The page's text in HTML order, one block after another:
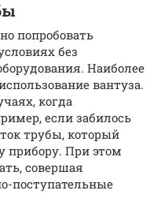
попробовать
без
Наиболее
вантуза.
когда
если забилось
трубы, который
прибору. При этом
совершая
поступательные